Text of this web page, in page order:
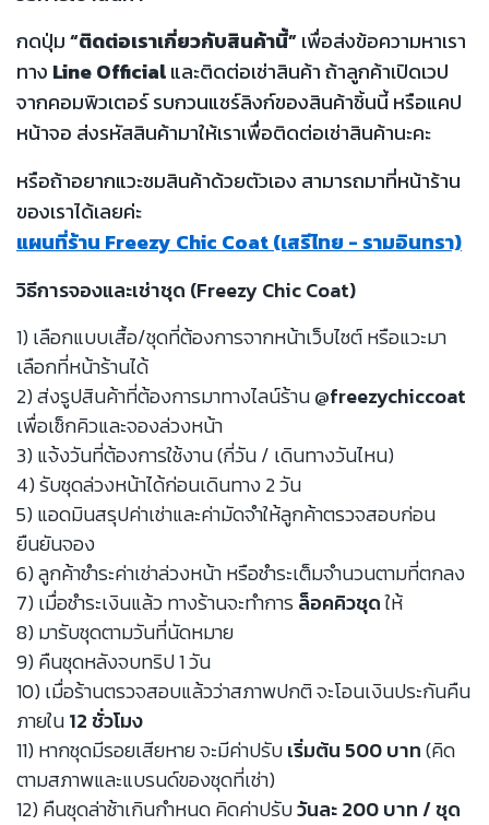
กดปุ่ม“ติดต่อเราเกี่ยวกับสินค้านี้”เพื่อส่งข้อความหาเรา
ทาง Line Officialและติดต่อเช่าสินค้า ถ้าลูกค้าเปิดเวป
จากคอมพิวเตอร์ รบกวนแชร์ลิงก์ของสินค้าชิ้นนี้ หรือแคป
หน้าจอ ส่งรหัสสินค้ามาให้เราเพื่อติดต่อเช่าสินค้านะคะ
หรือถ้าอยากแวะชมสินค้าด้วยตัวเอง สามารถมาที่หน้าร้าน
ของเราได้เลยค่ะ
แผนที่ร้าน Freezy Chic Coat (เสรีไทย - รามอินทรา)
วิธีการจองและเช่าชุด (Freezy Chic Coat)
1) เลือกแบบเสื้อ/ชุดที่ต้องการจากหน้าเว็บไซต์ หรือแวะมา
เลือกที่หน้าร้านได้
2) ส่งรูปสินค้าที่ต้องการมาทางไลน์ร้าน@freezychiccoat
เพื่อเช็กคิวและจองล่วงหน้า
3) แจ้งวันที่ต้องการใช้งาน (กี่วัน / เดินทางวันไหน)
4) รับชุดล่วงหน้าได้ก่อนเดินทาง 2 วัน
5) แอดมินสรุปค่าเช่าและค่ามัดจำให้ลูกค้าตรวจสอบก่อน
ยืนยันจอง
6) ลูกค้าชำระค่าเช่าล่วงหน้า หรือชำระเต็มจำนวนตามที่ตกลง
7) เมื่อชำระเงินแล้ว ทางร้านจะทำการล็อคคิวชุดให้
8) มารับชุดตามวันที่นัดหมาย
9) คืนชุดหลังจบทริป 1 วัน
10) เมื่อร้านตรวจสอบแล้วว่าสภาพปกติ จะโอนเงินประกันคืน
ภายใน12 ชั่วโมง
11) หากชุดมีรอยเสียหาย จะมีค่าปรับเริ่มต้น 500 บาท(คิด
ตามสภาพและแบรนด์ของชุดที่เช่า)
12) คืนชุดล่าช้าเกินกำหนด คิดค่าปรับวันละ 200 บาท / ชุด